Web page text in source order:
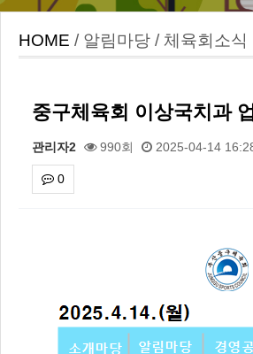
HOME / 알림마당 / 체육회소식
중구체육회 이상국치과
관리자2 990회 2025-04-14
0
2026 주5일제생